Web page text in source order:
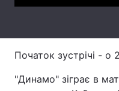
Архів
Початок зустрічі - о
"Динамо" зіграє в